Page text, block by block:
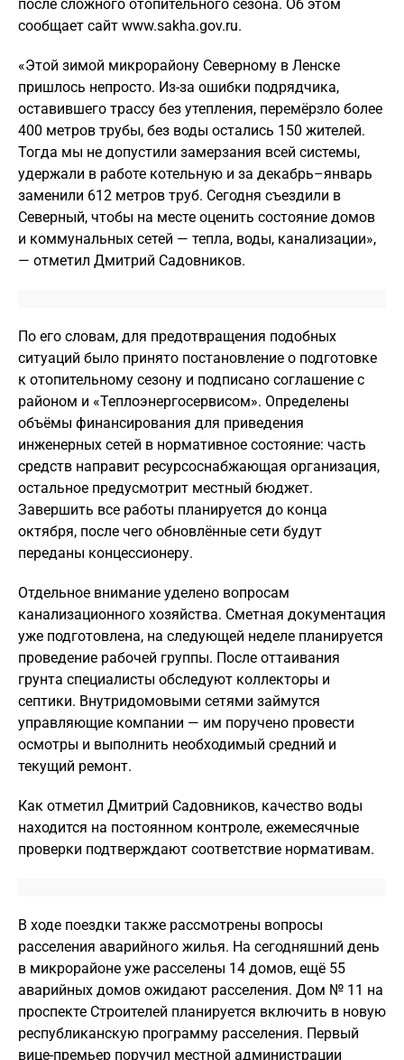
после сложного отопительного сезона. Об этом
сообщает сайт www.sakha.gov.ru.
«Этой зимой микрорайону Северному в Ленске
пришлось непросто. Из-за ошибки подрядчика,
оставившего трассу без утепления, перемёрзло более
400 метров трубы, без воды остались 150 жителей.
Тогда мы не допустили замерзания всей системы,
удержали в работе котельную и за декабрь–январь
заменили 612 метров труб. Сегодня съездили в
Северный, чтобы на месте оценить состояние домов
и коммунальных сетей — тепла, воды, канализации»,
— отметил Дмитрий Садовников.
По его словам, для предотвращения подобных
ситуаций было принято постановление о подготовке
к отопительному сезону и подписано соглашение с
районом и «Теплоэнергосервисом». Определены
объёмы финансирования для приведения
инженерных сетей в нормативное состояние: часть
средств направит ресурсоснабжающая организация,
остальное предусмотрит местный бюджет.
Завершить все работы планируется до конца
октября, после чего обновлённые сети будут
переданы концессионеру.
Отдельное внимание уделено вопросам
канализационного хозяйства. Сметная документация
уже подготовлена, на следующей неделе планируется
проведение рабочей группы. После оттаивания
грунта специалисты обследуют коллекторы и
септики. Внутридомовыми сетями займутся
управляющие компании — им поручено провести
осмотры и выполнить необходимый средний и
текущий ремонт.
Как отметил Дмитрий Садовников, качество воды
находится на постоянном контроле, ежемесячные
проверки подтверждают соответствие нормативам.
В ходе поездки также рассмотрены вопросы
расселения аварийного жилья. На сегодняшний день
в микрорайоне уже расселены 14 домов, ещё 55
аварийных домов ожидают расселения. Дом № 11 на
проспекте Строителей планируется включить в новую
республиканскую программу расселения. Первый
вице-премьер поручил местной администрации